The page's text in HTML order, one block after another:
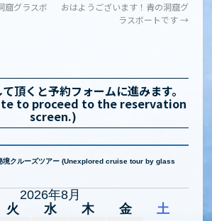
窟グラスボ
おはようございます！青の洞窟グ
ラスボートです→
頂くと予約フォームに進みます。
to proceed to the reservation
screen.)
境クルーズツアー (Unexplored cruise tour by glass
2026年8月
火 水 木 金 土